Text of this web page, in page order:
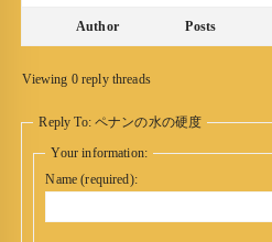
Author Posts
Viewing 0 reply threads
Reply To: ペナンの水の硬度
Your information:
Name (required):